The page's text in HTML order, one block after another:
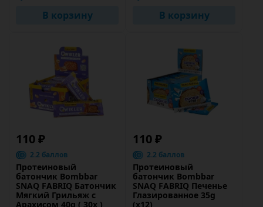
В корзину В корзину
110 ₽
2.2 баллов
Протеиновый
батончик Bombbar
SNAQ FABRIQ Батончик
Мягкий Грильяж с
Арахисом 40g ( 30х )
110 ₽
2.2 баллов
Протеиновый
батончик Bombbar
SNAQ FABRIQ Печенье
Глазированное 35g
(х12)